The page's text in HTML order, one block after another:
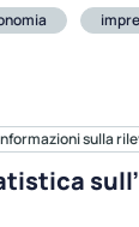
sulla